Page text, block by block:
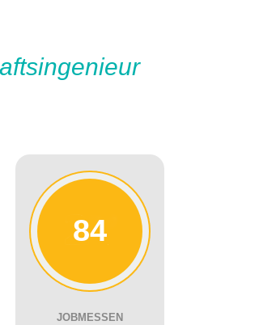
84
JOBMESSEN